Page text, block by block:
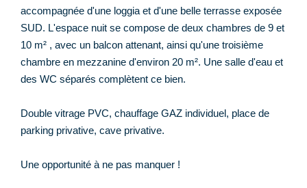
accompagnée d'une loggia et d'une belle terrasse exposée
SUD. L'espace nuit se compose de deux chambres de 9 et
10 m² , avec un balcon attenant, ainsi qu'une troisième
chambre en mezzanine d'environ 20 m². Une salle d'eau et
des WC séparés complètent ce bien.
Double vitrage PVC, chauffage GAZ individuel, place de
parking privative, cave privative.
Une opportunité à ne pas manquer !